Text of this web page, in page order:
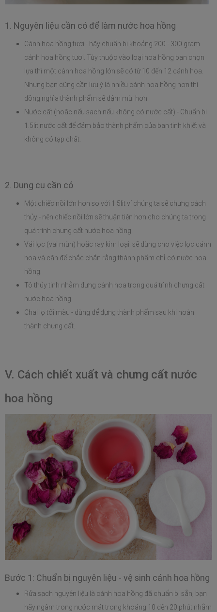
1. Nguyên liệu cần có để làm nước hoa hồng
Cánh hoa hồng tươi - hãy chuẩn bị khoảng 200 - 300 gram
cánh hoa hồng tươi. Tùy thuộc vào loại hoa hồng bạn chọn
lựa thì một cành hoa hồng lớn sẽ có từ 10 đến 12 cánh hoa.
Nhưng bạn cũng cần lưu ý là nhiều cánh hoa hồng hơn thì
đồng nghĩa thành phẩm sẽ đậm mùi hơn.
Nước cất (hoặc nếu sạch nếu không có nước cất) - Chuẩn bị
1.5lit nước cất để đảm bảo thành phẩm của bạn tinh khiết và
không có tạp chất.
2. Dụng cụ cần có
Một chiếc nồi lớn hơn so với 1.5lit ví chúng ta sẽ chưng cách
thủy - nên chiếc nồi lớn sẽ thuận tiện hơn cho chúng ta trong
quá trình chưng cất nước hoa hồng.
Vải lọc (vải mùn) hoặc ray kim loại: sẽ dùng cho việc lọc cánh
hoa và cặn để chắc chắn rằng thành phẩm chỉ có nước hoa
hồng.
Tô thủy tinh nhằm đựng cánh hoa trong quá trình chưng cất
nước hoa hồng.
Chai lọ tối màu - dùng để đựng thành phẩm sau khi hoàn
thành chưng cất.
V. Cách chiết xuất và chưng cất nước
hoa hồng
Bước 1: Chuẩn bị nguyên liệu - vệ sinh cánh hoa hồng
Rửa sạch nguyên liệu là cánh hoa hồng đã chuẩn bị sẵn, bạn
hãy ngâm trong nước mát trong khoảng 10 đến 20 phút nhằm